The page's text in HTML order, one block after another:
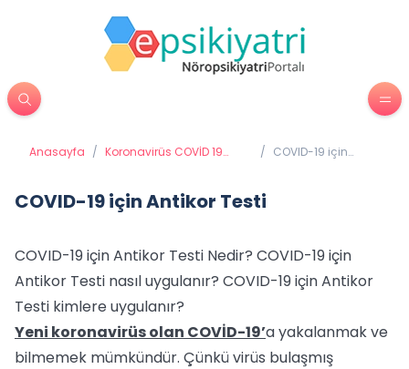
Anasayfa / Koronavirüs COVİD 19
/ COVID-19 için
COVID-19 için Antikor Testi
COVID-19 için Antikor Testi Nedir? COVID-19 için
Antikor Testi nasıl uygulanır? COVID-19 için Antikor
Testi kimlere uygulanır?
Yeni koronavirüs olan COVİD-19’a yakalanmak ve
bilmemek mümkündür. Çünkü virüs bulaşmış